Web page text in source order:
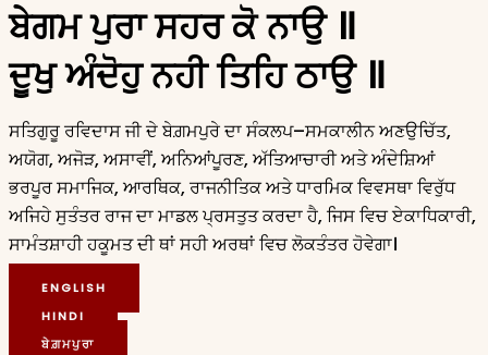
ਬੇਗਮ ਪੁਰਾ ਸਹਰ ਕੋ ਨਾਉ ॥
ਦੂਖੁ ਅੰਦੋਹੁ ਨਹੀ ਤਿਹਿ ਠਾਉ ॥
ਸਤਿਗੁਰੂ ਰਵਿਦਾਸ ਜੀ ਦੇ ਬੇਗ਼ਮਪੁਰੇ ਦਾ ਸੰਕਲਪ–ਸਮਕਾਲੀਨ ਅਣਉਚਿੱਤ,
ਅਯੋਗ, ਅਜੋੜ, ਅਸਾਵੀਂ, ਅਨਿਆਂਪੂਰਣ, ਅੱਤਿਆਚਾਰੀ ਅਤੇ ਅੰਦੇਸ਼ਿਆਂ
ਭਰਪੂਰ ਸਮਾਜਿਕ, ਆਰਥਿਕ, ਰਾਜਨੀਤਿਕ ਅਤੇ ਧਾਰਮਿਕ ਵਿਵਸਥਾ ਵਿਰੁੱਧ
ਅਜਿਹੇ ਸੁਤੰਤਰ ਰਾਜ ਦਾ ਮਾਡਲ ਪ੍ਰਸਤੁਤ ਕਰਦਾ ਹੈ, ਜਿਸ ਵਿਚ ਏਕਾਧਿਕਾਰੀ,
ਸਾਮੰਤਸ਼ਾਹੀ ਹਕੂਮਤ ਦੀ ਥਾਂ ਸਹੀ ਅਰਥਾਂ ਵਿਚ ਲੋਕਤੰਤਰ ਹੋਵੇਗਾ।
ENGLISH
HINDI
ਬੇਗ਼ਮਪੁਰਾ